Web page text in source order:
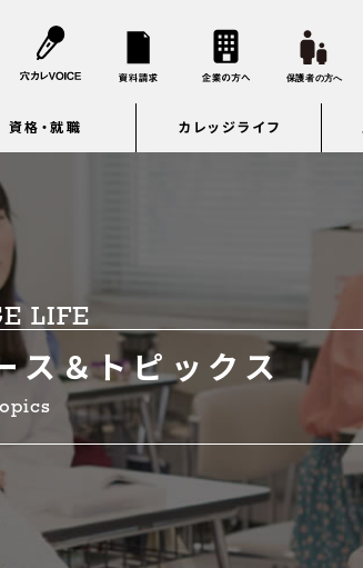
資格・就職 カレッジライフ
LIFE
ス＆トピックス